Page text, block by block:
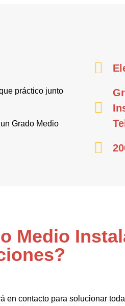
práctico junto
Grado Medio
Medio
contacto para solucionar